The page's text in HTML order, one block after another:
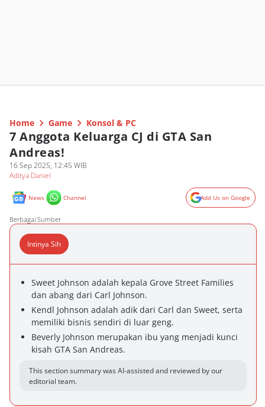
Home Game Konsol & PC
7 Anggota Keluarga CJ di GTA San
Andreas!
16 Sep 2025, 12:45 WIB
Aditya Daniel
News Channel Add Us on Google
Berbagai Sumber
Intinya Sih
Sweet Johnson adalah kepala Grove Street Families
dan abang dari Carl Johnson.
Kendl Johnson adalah adik dari Carl dan Sweet, serta
memiliki bisnis sendiri di luar geng.
Beverly Johnson merupakan ibu yang menjadi kunci
kisah GTA San Andreas.
This section summary was AI-assisted and reviewed by our
editorial team.